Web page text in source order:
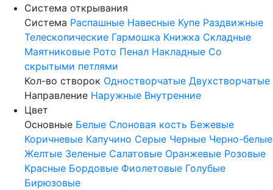
Система открывания
Система Распашные Навесные Купе Раздвижные
Телескопические Гармошка Книжка Складные
Маятниковые Рото Пенал Накладные Со
скрытыми петлями
Кол-во створок Одностворчатые Двухстворчатые
Направление Наружные Внутренние
Цвет
Основные Белые Слоновая кость Бежевые
Коричневые Капучино Серые Черные Черно-белые
Желтые Зеленые Салатовые Оранжевые Розовые
Красные Бордовые Фиолетовые Голубые
Бирюзовые